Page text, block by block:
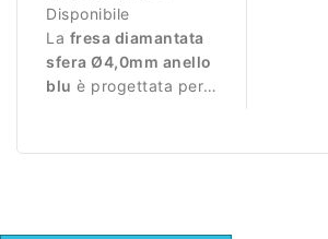
Disponibile
La fresa diamantata
sfera Ø4,0mm anello
blu è progettata per